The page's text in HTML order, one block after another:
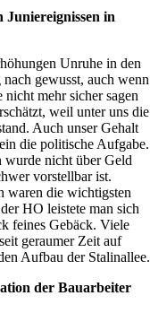
Juniereignissen in
Unruhe in den
gewusst, auch wenn
mehr sicher sagen
weil unter uns die
Auch unser Gehalt
die politische Aufgabe.
wurde nicht über Geld
vorstellbar ist.
waren die wichtigsten
HO leistete man sich
feines Gebäck. Viele
geraumer Zeit auf
Aufbau der Stalinallee.
der Bauarbeiter